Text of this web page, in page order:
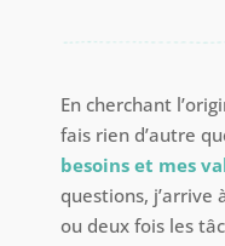
En cherchant
fais rien d’autre
besoins et mes
questions, j’arrive
ou deux fois les